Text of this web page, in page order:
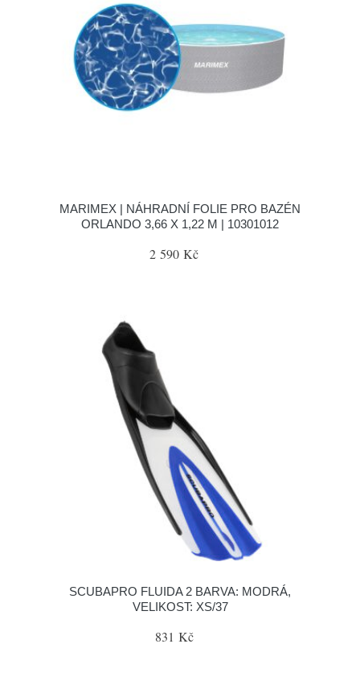
MARIMEX | NÁHRADNÍ FOLIE PRO BAZÉN
ORLANDO 3,66 X 1,22 M | 10301012
2 590 Kč
SCUBAPRO FLUIDA 2 BARVA: MODRÁ,
VELIKOST: XS/37
831 Kč